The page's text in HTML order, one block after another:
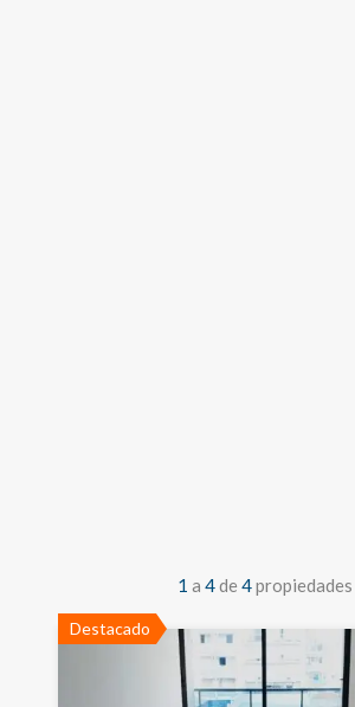
1 a 4de 4propiedades
Destacado